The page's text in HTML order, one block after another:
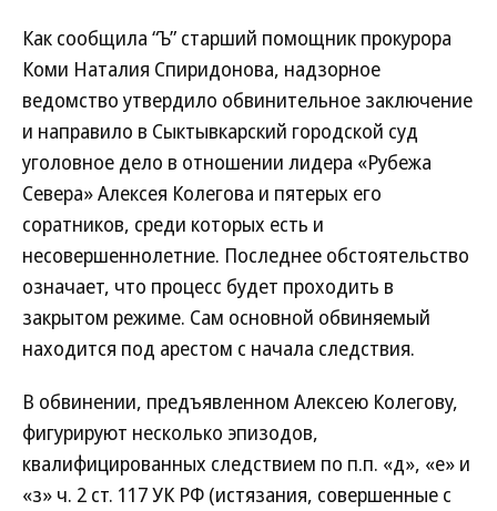
Как сообщила “Ъ” старший помощник прокурора
Коми Наталия Спиридонова, надзорное
ведомство утвердило обвинительное заключение
и направило в Сыктывкарский городской суд
уголовное дело в отношении лидера «Рубежа
Севера» Алексея Колегова и пятерых его
соратников, среди которых есть и
несовершеннолетние. Последнее обстоятельство
означает, что процесс будет проходить в
закрытом режиме. Сам основной обвиняемый
находится под арестом с начала следствия.
В обвинении, предъявленном Алексею Колегову,
фигурируют несколько эпизодов,
квалифицированных следствием по п.п. «д», «е» и
«з» ч. 2 ст. 117 УК РФ (истязания, совершенные с